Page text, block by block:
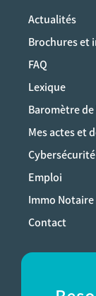
Actualités
Brochures et
FAQ
Lexique
Baromètre
Mes actes et
Cybersécurité
Emploi
Immo Notaire
Contact